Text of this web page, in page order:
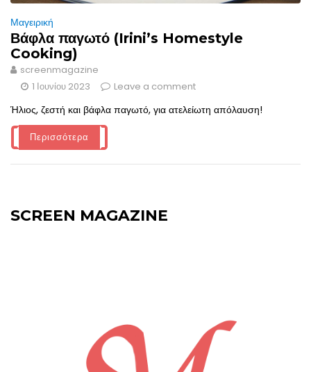
Μαγειρική
Βάφλα παγωτό (Irini’s Homestyle
Cooking)
screenmagazine
1 Ιουνίου 2023
Leave a comment
Ήλιος, ζεστή και βάφλα παγωτό, για ατελείωτη απόλαυση!
Περισσότερα
SCREEN MAGAZINE